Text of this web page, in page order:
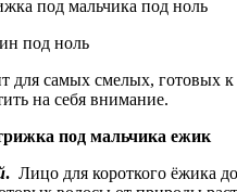
для самых смелых, готовых
на себя внимание.
. Лицо для короткого ёжика